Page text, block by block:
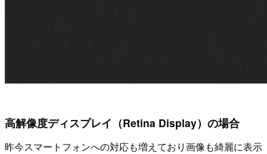
高解像度ディスプレイ（Retina Display）の場合
昨今スマートフォンへの対応も増えており画像も綺麗に表示